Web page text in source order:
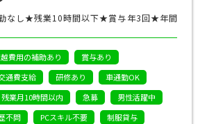
勤なし★残業10時間以下★賞与年3回★年間
費用の補助あり
賞与あり
通費支給 研修あり
車通勤OK
残業月10時間以内 急募
男性活躍中
不問 PCスキル不要 制服貸与